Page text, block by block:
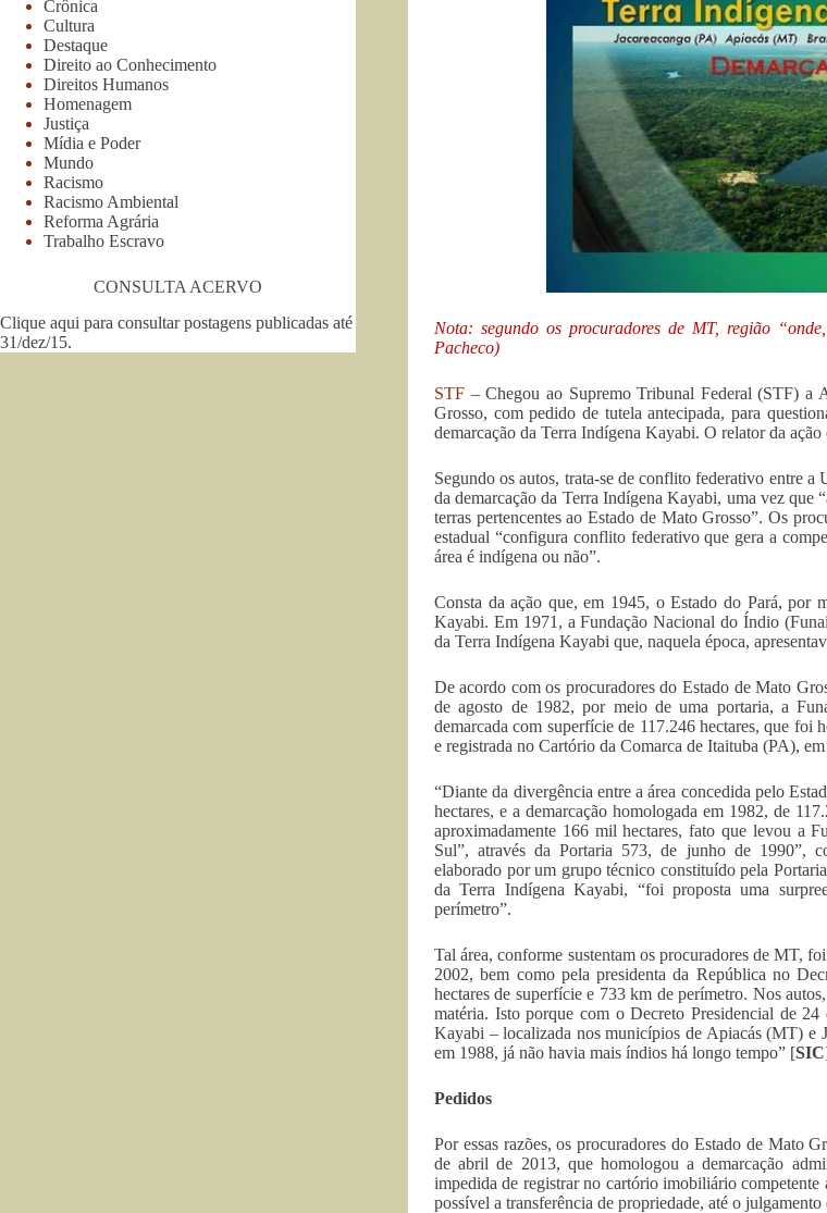
Nota: segundo os procuradores de MT, região
Pacheco)
STF– Chegou ao Supremo Tribunal Federal (STF) a
Grosso, com pedido de tutela antecipada, para
demarcação da Terra Indígena Kayabi. O relator da
Segundo os autos, trata-se de conflito federativo entre
da demarcação da Terra Indígena Kayabi, uma vez que
terras pertencentes ao Estado de Mato Grosso”. Os
estadual “configura conflito federativo que gera a
área é indígena ou não”.
Consta da ação que, em 1945, o Estado do Pará, por
Kayabi. Em 1971, a Fundação Nacional do Índio
da Terra Indígena Kayabi que, naquela época,
De acordo com os procuradores do Estado de Mato
de agosto de 1982, por meio de uma portaria, a
demarcada com superfície de 117.246 hectares, que foi
e registrada no Cartório da Comarca de Itaituba (PA),
“Diante da divergência entre a área concedida pelo
hectares, e a demarcação homologada em 1982, de
aproximadamente 166 mil hectares, fato que levou a
Sul”, através da Portaria 573, de junho de 1990”,
elaborado por um grupo técnico constituído pela
da Terra Indígena Kayabi, “foi proposta uma
perímetro”.
Tal área, conforme sustentam os procuradores de MT,
2002, bem como pela presidenta da República no
hectares de superfície e 733 km de perímetro. Nos
matéria. Isto porque com o Decreto Presidencial de
Kayabi – localizada nos municípios de Apiacás (MT) e
em 1988, já não havia mais índios há longo tempo” [SIC
Pedidos
Por essas razões, os procuradores do Estado de Mato
de abril de 2013, que homologou a demarcação
impedida de registrar no cartório imobiliário competente
possível a transferência de propriedade, até o
Crônica
Cultura
Destaque
Direito ao Conhecimento
Direitos Humanos
Homenagem
Justiça
Mídia e Poder
Mundo
Racismo
Racismo Ambiental
Reforma Agrária
Trabalho Escravo
CONSULTA ACERVO
Clique aqui para consultar postagens publicadas até
31/dez/15.